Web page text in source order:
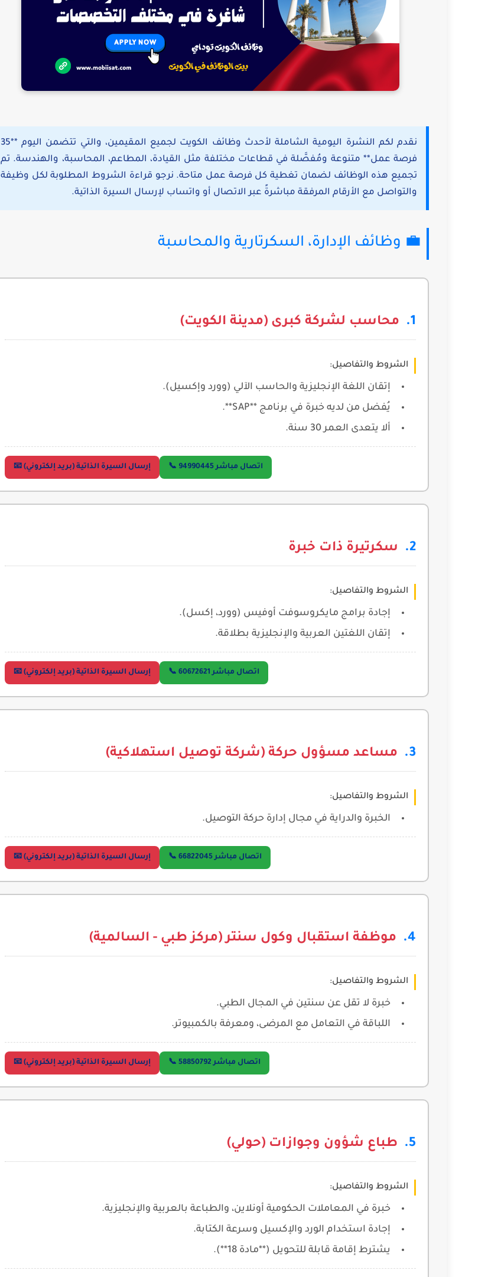
نقدم لكم النشرة اليومية الشاملة لأحدث وظائف الكويت لجميع المقيمين، والتي تتضمن اليوم **35
فرصة عمل** متنوعة ومُفصَّلة في قطاعات مختلفة مثل القيادة، المطاعم، المحاسبة، والهندسة. تم
تجميع هذه الوظائف لضمان تغطية كل فرصة عمل متاحة. نرجو قراءة الشروط المطلوبة لكل وظيفة
والتواصل مع الأرقام المرفقة مباشرةً عبر الاتصال أو واتساب لإرسال السيرة الذاتية.
💼 وظائف الإدارة، السكرتارية والمحاسبة
محاسب لشركة كبرى (مدينة الكويت)
الشروط والتفاصيل:
إتقان اللغة الإنجليزية والحاسب الآلي (وورد وإكسيل).
يُفضل من لديه خبرة في برنامج **SAP**.
ألا يتعدى العمر 30 سنة.
اتصال مباشر 94990445 📞 إرسال السيرة الذاتية (بريد إلكتروني) 📧
سكرتيرة ذات خبرة
الشروط والتفاصيل:
إجادة برامج مايكروسوفت أوفيس (وورد، إكسل).
إتقان اللغتين العربية والإنجليزية بطلاقة.
اتصال مباشر 60672621 📞 إرسال السيرة الذاتية (بريد إلكتروني) 📧
مساعد مسؤول حركة (شركة توصيل استهلاكية)
الشروط والتفاصيل:
الخبرة والدراية في مجال إدارة حركة التوصيل.
اتصال مباشر 66822045 📞 إرسال السيرة الذاتية (بريد إلكتروني) 📧
موظفة استقبال وكول سنتر (مركز طبي - السالمية)
الشروط والتفاصيل:
خبرة لا تقل عن سنتين في المجال الطبي.
اللباقة في التعامل مع المرضى، ومعرفة بالكمبيوتر.
اتصال مباشر 58850792 📞 إرسال السيرة الذاتية (بريد إلكتروني) 📧
طباع شؤون وجوازات (حولي)
الشروط والتفاصيل:
خبرة في المعاملات الحكومية أونلاين، والطباعة بالعربية والإنجليزية.
إجادة استخدام الورد والإكسيل وسرعة الكتابة.
يشترط إقامة قابلة للتحويل (**مادة 18**).